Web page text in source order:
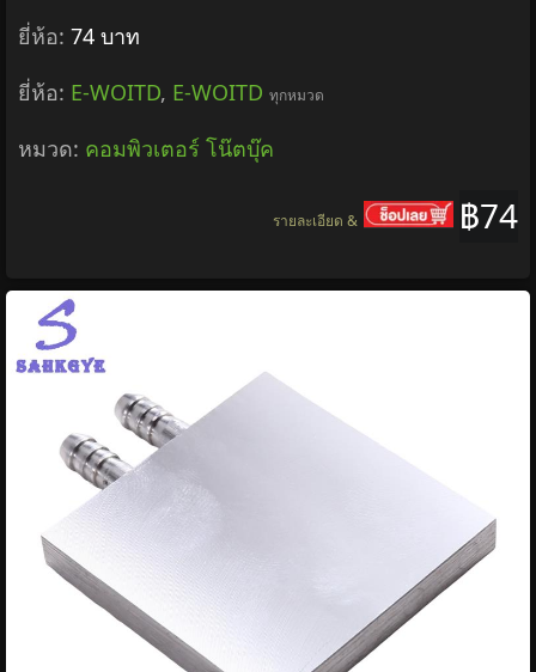
ยี่ห้อ: 74 บาท
ยี่ห้อ: E-WOITD, E-WOITD ทุกหมวด
หมวด: คอมพิวเตอร์ โน๊ตบุ๊ค
฿74
รายละเอียด &